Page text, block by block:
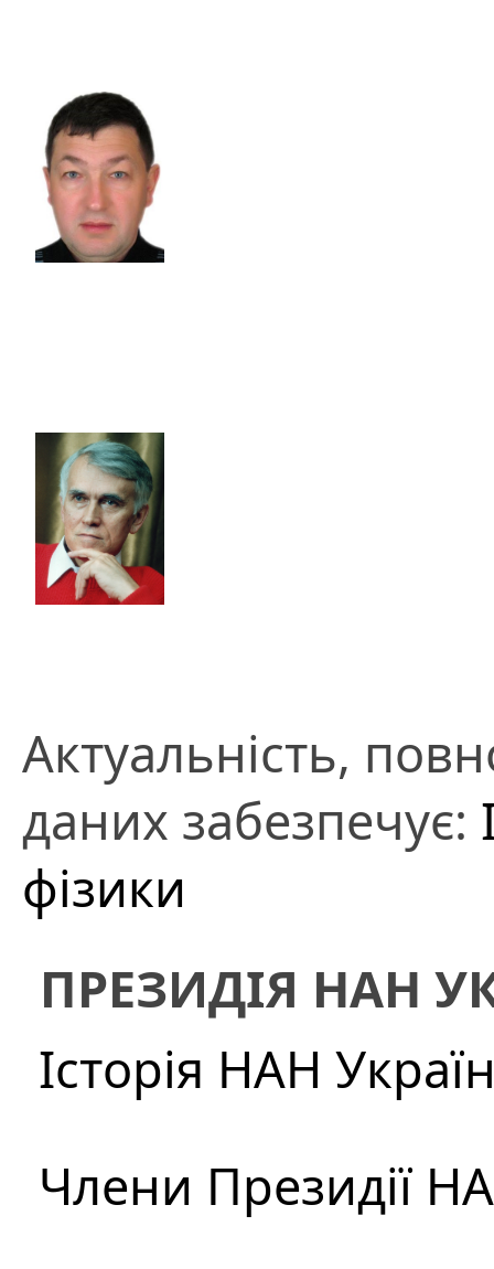
Актуальність,
даних забезпечує:
фізики
ПРЕЗИДІЯ НАН
Історія НАН
Члени Президії